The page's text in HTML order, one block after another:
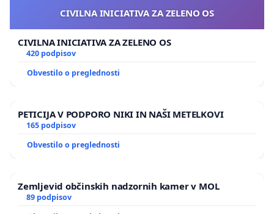
CIVILNA INICIATIVA ZA ZELENO OS
CIVILNA INICIATIVA ZA ZELENO OS
420 podpisov
Obvestilo o preglednosti
PETICIJA V PODPORO NIKI IN NAŠI METELKOVI
165 podpisov
Obvestilo o preglednosti
Zemljevid občinskih nadzornih kamer v MOL
89 podpisov